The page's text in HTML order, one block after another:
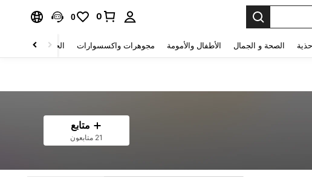
0
0
الصحة و الجمال الأطفال والأمومة مجوهرات واكسسوارات الحقائب والأمتعة
متابع
21 متابعون